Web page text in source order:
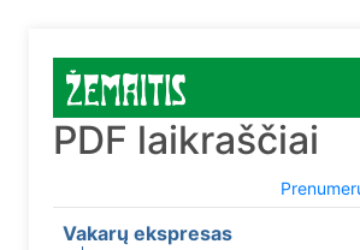
PDF laikraščiai
Vakarų ekspresas